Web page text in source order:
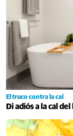
El truco contra la cal
Di adiós a la cal